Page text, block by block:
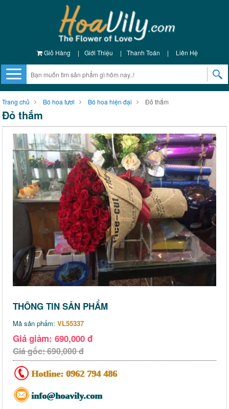
Giỏ Hàng | Giới Thiệu | Thanh Toán | Liên Hệ
Trang chủ Bó hoa tươi Bó hoa hiện đại Đỏ thắm
Đỏ thắm
THÔNG TIN SẢN PHẨM
Mã sản phẩm: VL55337
Giá giảm: 690,000 đ
Giá gốc: 690,000 đ
Hotline: 0962 794 486
info@hoavily.com